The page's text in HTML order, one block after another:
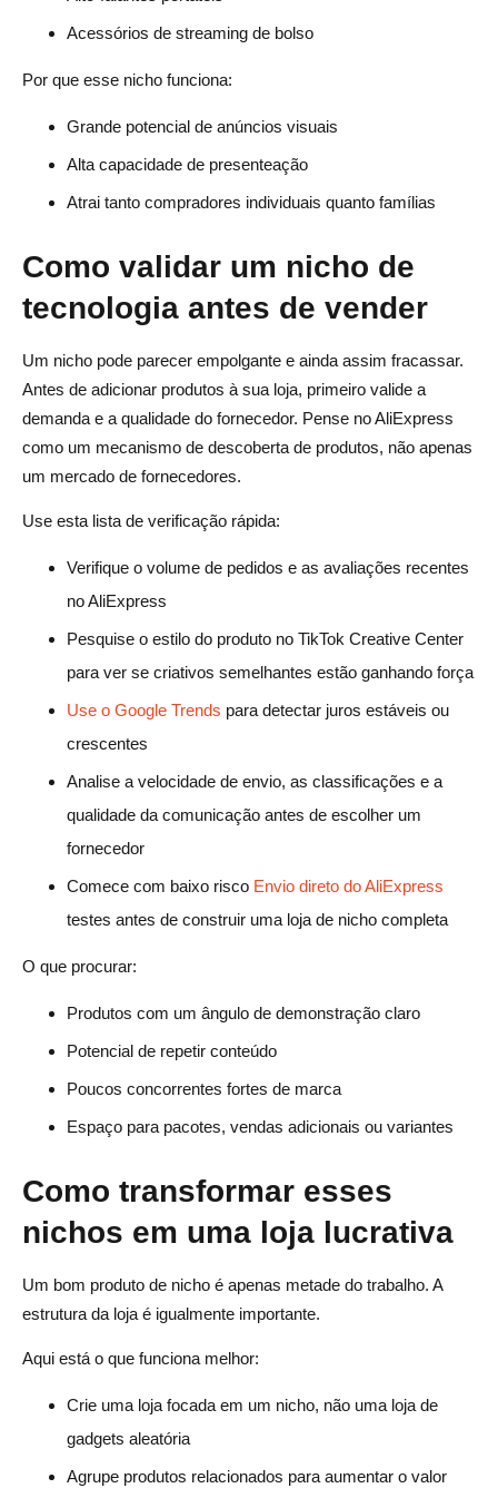
Acessórios de streaming de bolso
Por que esse nicho funciona:
Grande potencial de anúncios visuais
Alta capacidade de presenteação
Atrai tanto compradores individuais quanto famílias
Como validar um nicho de
tecnologia antes de vender
Um nicho pode parecer empolgante e ainda assim fracassar.
Antes de adicionar produtos à sua loja, primeiro valide a
demanda e a qualidade do fornecedor. Pense no AliExpress
como um mecanismo de descoberta de produtos, não apenas
um mercado de fornecedores.
Use esta lista de verificação rápida:
Verifique o volume de pedidos e as avaliações recentes
no AliExpress
Pesquise o estilo do produto no TikTok Creative Center
para ver se criativos semelhantes estão ganhando força
Use o Google Trends para detectar juros estáveis ou
crescentes
Analise a velocidade de envio, as classificações e a
qualidade da comunicação antes de escolher um
fornecedor
Comece com baixo risco Envio direto do AliExpress
testes antes de construir uma loja de nicho completa
O que procurar:
Produtos com um ângulo de demonstração claro
Potencial de repetir conteúdo
Poucos concorrentes fortes de marca
Espaço para pacotes, vendas adicionais ou variantes
Como transformar esses
nichos em uma loja lucrativa
Um bom produto de nicho é apenas metade do trabalho. A
estrutura da loja é igualmente importante.
Aqui está o que funciona melhor:
Crie uma loja focada em um nicho, não uma loja de
gadgets aleatória
Agrupe produtos relacionados para aumentar o valor